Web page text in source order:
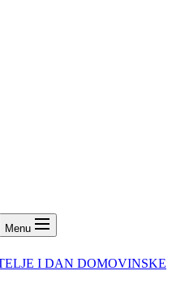
Menu